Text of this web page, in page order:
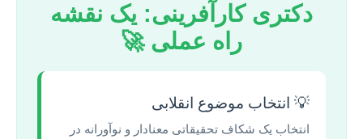
دکتری کارآفرینی: یک نقشه
راه عملی 🚀
💡 انتخاب موضوع انقلابی
انتخاب یک شکاف تحقیقاتی معنادار و نوآورانه در